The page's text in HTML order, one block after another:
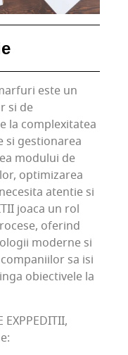
este un
si de
la complexitatea
gestionarea
modului de
optimizarea
atentie si
joaca un rol
oferind
moderne si
sa isi
obiectivele la